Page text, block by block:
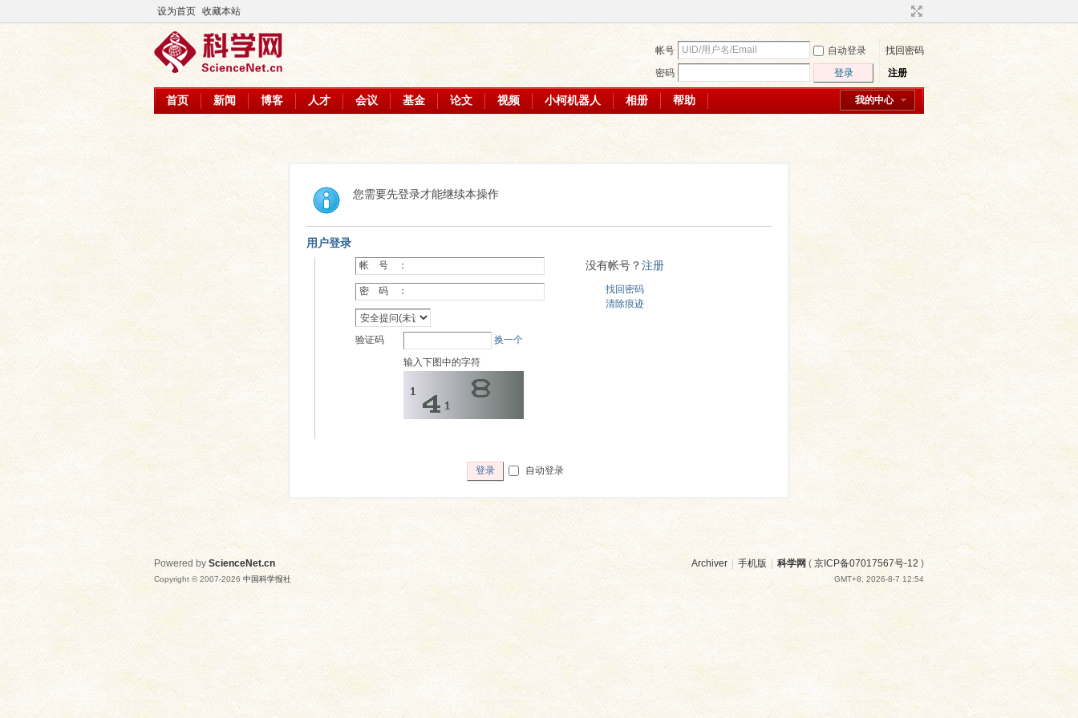
设为首页 收藏本站
帐号 自动登录
找回密码
密码
登录 注册
我的中心
首页 新闻 博客 人才 会议 基金 论文 视频 小柯机器人 相册 帮助
您需要先登录才能继续本操作
用户登录
帐 号 ：
密 码 ：
验证码
换一个
输入下图中的字符
没有帐号？注册
找回密码
清除痕迹
登录 自动登录
Archiver | 手机版 | 科学网 ( 京ICP备07017567号-12 )
GMT+8, 2026-8-7 12:54
Powered by ScienceNet.cn
Copyright © 2007-2026 中国科学报社